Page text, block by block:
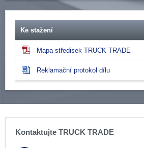
Ke stažení
Mapa středisek TRUCK TRADE
Reklamační protokol dílu
Kontaktujte TRUCK TRADE